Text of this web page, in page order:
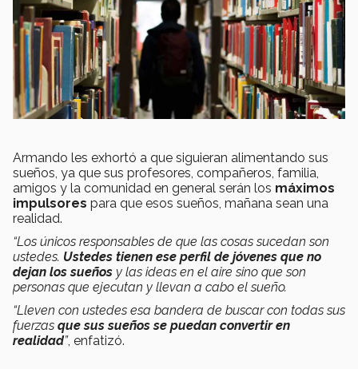
Armando les exhortó a que siguieran alimentando sus
sueños, ya que sus profesores, compañeros, familia,
amigos y la comunidad en general serán los máximos
impulsores para que esos sueños, mañana sean una
realidad.
“Los únicos responsables de que las cosas sucedan son
ustedes. Ustedes tienen ese perfil de jóvenes que no
dejan los sueños y las ideas en el aire sino que son
personas que ejecutan y llevan a cabo el sueño.
“Lleven con ustedes esa bandera de buscar con todas sus
fuerzas que sus sueños se puedan convertir en
realidad”, enfatizó.